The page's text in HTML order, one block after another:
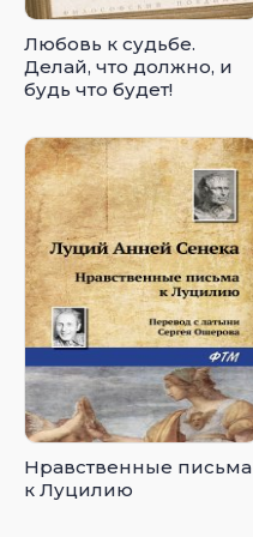
Любовь к судьбе.
Делай, что должно, и
будь что будет!
Нравственные письма
к Луцилию